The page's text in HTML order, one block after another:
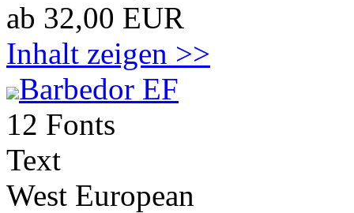
ab 32,00 EUR
Inhalt zeigen >>
Barbedor EF
12 Fonts
Text
West European